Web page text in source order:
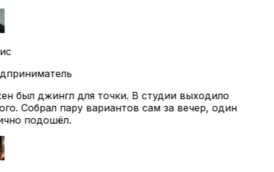
был джингл для точки. В студии выходило
Собрал пару вариантов сам за вечер, один
подошёл.